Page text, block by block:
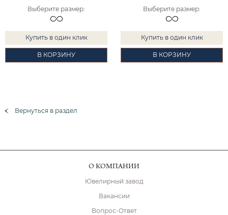
Выберите размер:
Купить в один клик
В КОРЗИНУ
Выберите размер:
Купить в один клик
В КОРЗИНУ
Вернуться в раздел
О КОМПАНИИ
Ювелирный завод
Вакансии
Вопрос-Ответ